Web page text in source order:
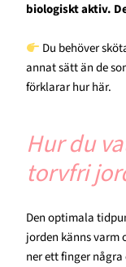
biologiskt aktiv.
Du behöver
annat sätt än de
förklarar hur här.
Hur du
torvfri
Den optimala
jorden känns varm
ner ett finger